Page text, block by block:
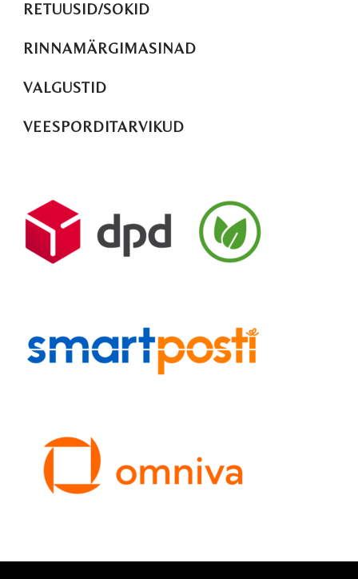
RETUUSID/SOKID
RINNAMÄRGIMASINAD
VALGUSTID
VEESPORDITARVIKUD